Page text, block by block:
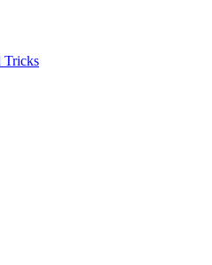
Tricks